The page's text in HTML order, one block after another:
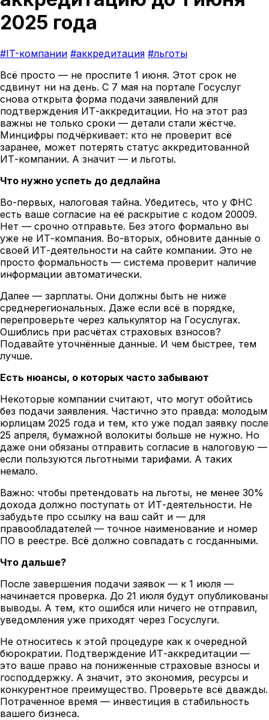
2025 года
#IT-компании #аккредитация #льготы
Всё просто — не проспите 1 июня. Этот срок не
сдвинут ни на день. С 7 мая на портале Госуслуг
снова открыта форма подачи заявлений для
подтверждения ИТ-аккредитации. Но на этот раз
важны не только сроки — детали стали жёстче.
Минцифры подчёркивает: кто не проверит всё
заранее, может потерять статус аккредитованной
ИТ-компании. А значит — и льготы.
Что нужно успеть до дедлайна
Во-первых, налоговая тайна. Убедитесь, что у ФНС
есть ваше согласие на её раскрытие с кодом 20009.
Нет — срочно отправьте. Без этого формально вы
уже не ИТ-компания. Во-вторых, обновите данные о
своей ИТ-деятельности на сайте компании. Это не
просто формальность — система проверит наличие
информации автоматически.
Далее — зарплаты. Они должны быть не ниже
среднерегиональных. Даже если всё в порядке,
перепроверьте через калькулятор на Госуслугах.
Ошиблись при расчётах страховых взносов?
Подавайте уточнённые данные. И чем быстрее, тем
лучше.
Есть нюансы, о которых часто забывают
Некоторые компании считают, что могут обойтись
без подачи заявления. Частично это правда: молодым
юрлицам 2025 года и тем, кто уже подал заявку после
25 апреля, бумажной волокиты больше не нужно. Но
даже они обязаны отправить согласие в налоговую —
если пользуются льготными тарифами. А таких
немало.
Важно: чтобы претендовать на льготы, не менее 30%
дохода должно поступать от ИТ-деятельности. Не
забудьте про ссылку на ваш сайт и — для
правообладателей — точное наименование и номер
ПО в реестре. Всё должно совпадать с госданными.
Что дальше?
После завершения подачи заявок — к 1 июля —
начинается проверка. До 21 июля будут опубликованы
выводы. А тем, кто ошибся или ничего не отправил,
уведомления уже приходят через Госуслуги.
Не относитесь к этой процедуре как к очередной
бюрократии. Подтверждение ИТ-аккредитации —
это ваше право на пониженные страховые взносы и
господдержку. А значит, это экономия, ресурсы и
конкурентное преимущество. Проверьте всё дважды.
Потраченное время — инвестиция в стабильность
вашего бизнеса.